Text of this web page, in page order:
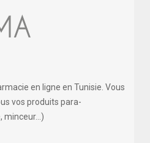
en ligne en Tunisie. Vous
vos produits para-
minceur...)